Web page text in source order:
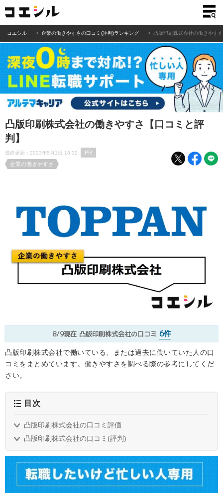
コエシル 企業の働きやすさの口コミ(評判)ランキング 凸版印刷株式会社の働きやす
凸版印刷株式会社の働きやすさ【口コミと評
判】
最終更新：2023年5月1日 18:32
PR
企業の働きやすさ
8/9現在 凸版印刷株式会社の口コミ 6件
凸版印刷株式会社で働いている、または過去に働いていた人の口
コミをまとめています。働きやすさを調べる際の参考にしてくだ
さい。
目次
凸版印刷株式会社の口コミ評価
凸版印刷株式会社の口コミ(評判)